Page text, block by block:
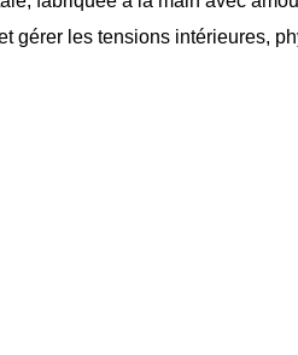
gérer les tensions intérieures,